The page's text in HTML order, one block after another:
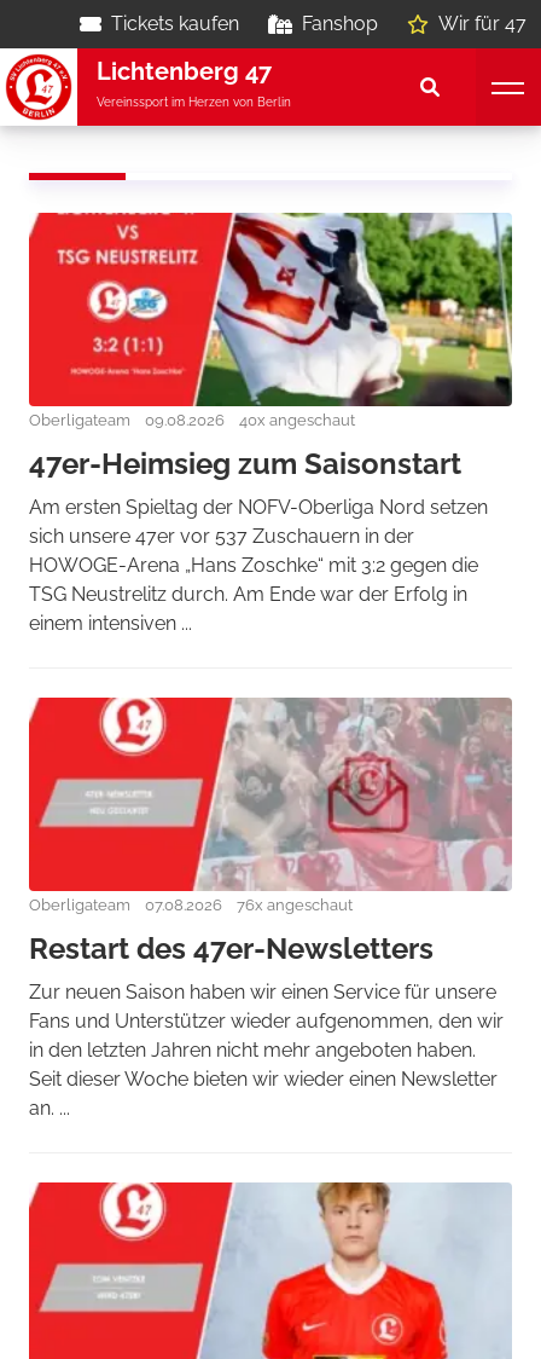
Tickets kaufen Fanshop Wir für 47
Lichtenberg 47
Vereinssport im Herzen von Berlin
Oberligateam 09.08.2026 40x angeschaut
47er-Heimsieg zum Saisonstart
Am ersten Spieltag der NOFV-Oberliga Nord setzen
sich unsere 47er vor 537 Zuschauern in der
HOWOGE-Arena „Hans Zoschke“ mit 3:2 gegen die
TSG Neustrelitz durch. Am Ende war der Erfolg in
einem intensiven ...
Oberligateam 07.08.2026 76x angeschaut
Restart des 47er-Newsletters
Zur neuen Saison haben wir einen Service für unsere
Fans und Unterstützer wieder aufgenommen, den wir
in den letzten Jahren nicht mehr angeboten haben.
Seit dieser Woche bieten wir wieder einen Newsletter
an. ...